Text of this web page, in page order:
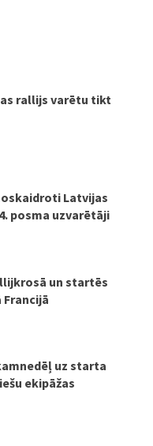
rallijs varētu tikt
Latvijas
posma uzvarētāji
un startēs
Francijā
uz starta
ekipāžas